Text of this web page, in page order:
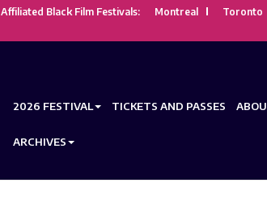
Affiliated Black Film Festivals: Montreal Toronto
2026 FESTIVAL TICKETS AND PASSES
ARCHIVES